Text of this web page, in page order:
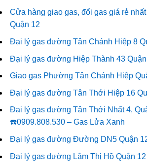
Cửa hàng giao gas, đổi gas giá rẻ
Quận 12
Đại lý gas đường Tân Chánh Hiệp 8
Đại lý gas đường Hiệp Thành 43
Giao gas Phường Tân Chánh Hiệp
Đại lý gas đường Tân Thới Hiệp 16
Đại lý gas đường Tân Thới Nhất 4,
☎️0909.808.530 – Gas Lửa Xanh
Đại lý gas đường Đường DN5 Quận
Đại lý gas đường Lâm Thị Hồ Quận 12